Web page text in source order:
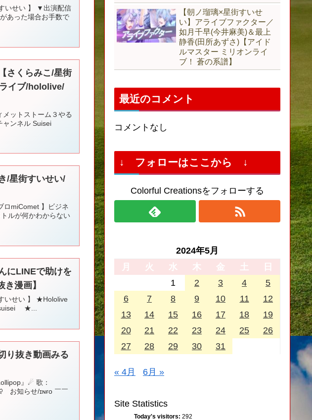
いせい 】 ▼出演配信
あった場合お手数で
さくらみこ/星街
イブ/hololive/
ットストーム３やる
ャンネル Suisei
/星街すいせい/
ロmiComet 】ビジネ
ルが何かわからない
にLINEで助けを
漫画】
いせい 】 ★Hololive
suisei ★...
り抜き動画みる
』☄ 歌：
お知らせ/ɪɴғᴏ ￣￣
【朝ノ瑠璃×星街すいせ
い】アライブファクター／
如月千早(今井麻美)＆最上
静香(田所あずさ)【アイド
ルマスター ミリオンライ
ブ！ 蒼の系譜】
最近のコメント
コメントなし
↓ フォローはここから ↓
Colorful Creationsをフォローする
2024年5月
月
火 水 木 金 土
日
1
2 3 4
5
6
7 8 9 10 11
12
13
14 15 16 17 18
19
20
21 22 23 24 25
26
27
28 29 30 31
« 4月 6月 »
Site Statistics
Today's visitors: 292